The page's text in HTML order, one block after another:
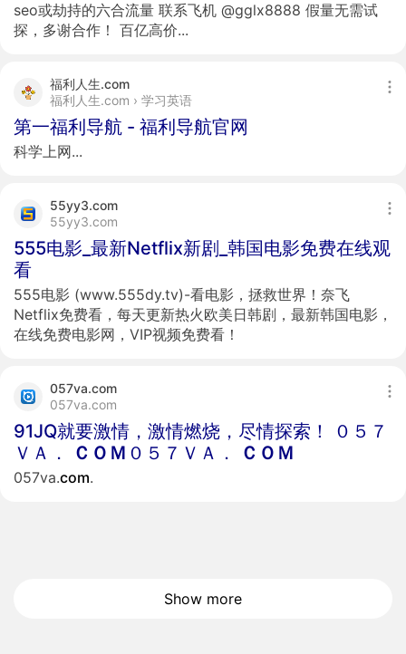
seo或劫持的六合流量 联系飞机 @gglx8888 假量无需试
探，多谢合作！ 百亿高价...
福利人生.com
福利人生.com › 学习英语
第一福利导航 - 福利导航官网
科学上网...
55yy3.com
55yy3.com
555电影_最新Netflix新剧_韩国电影免费在线观
看
555电影 (www.555dy.tv)-看电影，拯救世界！奈飞
Netflix免费看，每天更新热火欧美日韩剧，最新韩国电影，
在线免费电影网，VIP视频免费看！
057va.com
057va.com
91JQ就要激情，激情燃烧，尽情探索！ ０５７
ＶＡ．
ＣＯＭ ０５７ＶＡ． ＣＯＭ
057va.com.
Show more